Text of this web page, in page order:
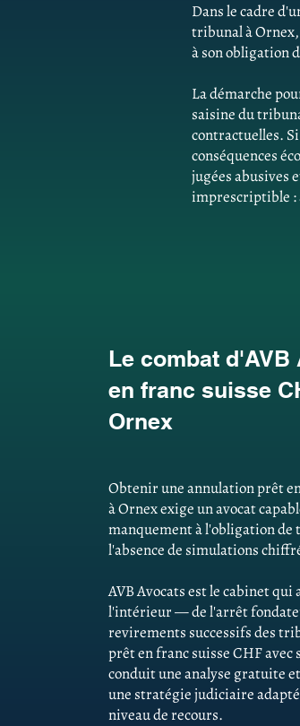
Dans le cadre
tribunal à
à son obligation
La démarche
saisine du
contractuelles.
conséquences
jugées abusives
imprescriptible :
Le combat
en franc suisse
Ornex
Obtenir une annulation prêt
à Ornex exige un avocat
manquement à l'obligation de
l'absence de simulations
AVB Avocats est le cabinet
l'intérieur — de l'arrêt
revirements successifs des
prêt en franc suisse CHF
conduit une analyse gratuite
une stratégie judiciaire
niveau de recours.